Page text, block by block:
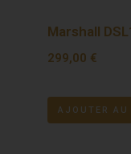
Marshall
299,00 €
AJOUTER AU